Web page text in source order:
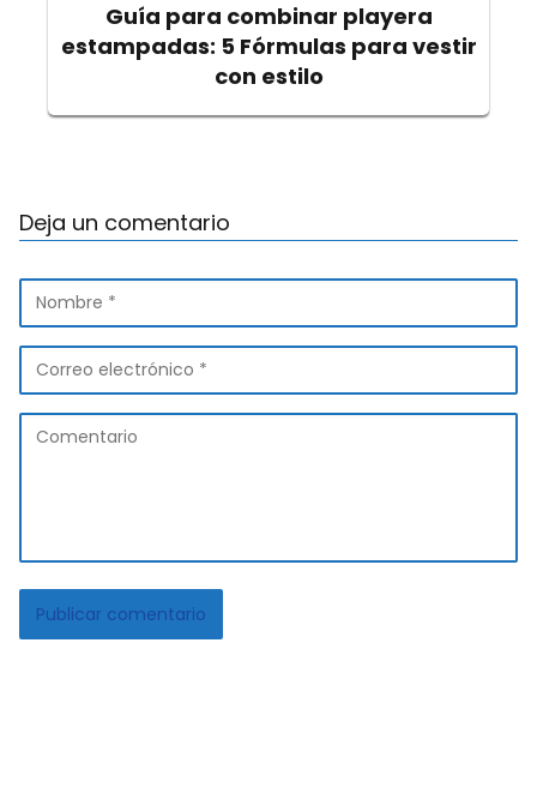
Guía para combinar playera
estampadas: 5 Fórmulas para vestir
con estilo
Deja un comentario